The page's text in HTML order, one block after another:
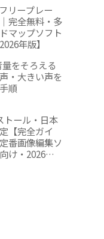
リープレー
完全無料・多
マップソフト
年版】
をそろえる
・大きい声を
順
トール・日本
【完全ガイ
番画像編集ソ
け・2026年